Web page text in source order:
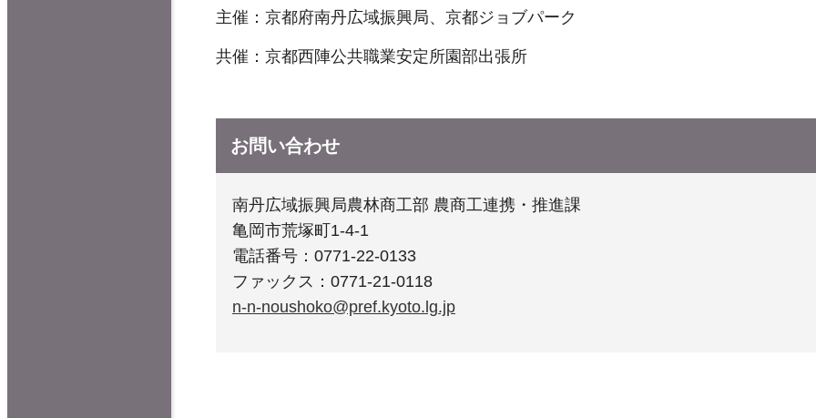
主催：京都府南丹広域振興局、京都ジョブパーク
共催：京都西陣公共職業安定所園部出張所
お問い合わせ
南丹広域振興局農林商工部 農商工連携・推進課
亀岡市荒塚町1-4-1
電話番号：0771-22-0133
ファックス：0771-21-0118
n-n-noushoko@pref.kyoto.lg.jp